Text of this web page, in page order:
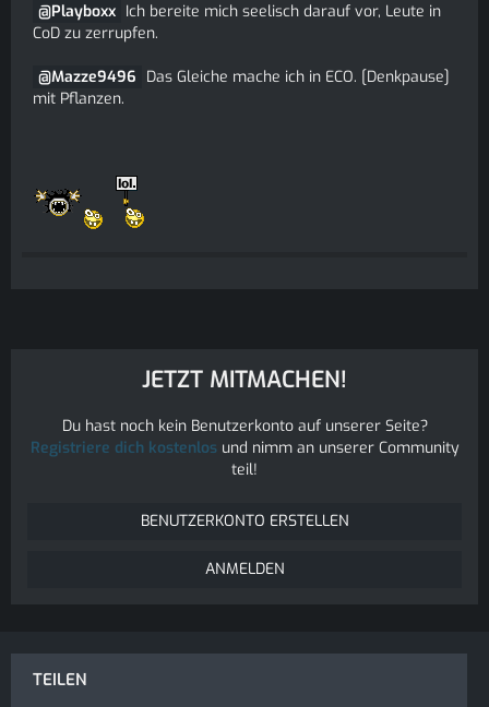
Playboxx Ich bereite mich seelisch darauf vor, Leute in
CoD zu zerrupfen.
Mazze9496 Das Gleiche mache ich in ECO. [Denkpause]
mit Pflanzen.
JETZT MITMACHEN!
Du hast noch kein Benutzerkonto auf unserer Seite?
Registriere dich kostenlosund nimm an unserer Community
teil!
BENUTZERKONTO ERSTELLEN
ANMELDEN
TEILEN